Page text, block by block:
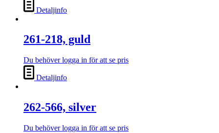
Detaljinfo
261-218, guld
Du behöver logga in för att se pris
Detaljinfo
262-566, silver
Du behöver logga in för att se pris